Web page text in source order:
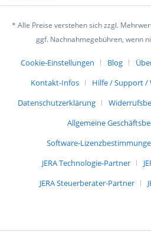
* Alle Preise verstehen sich zzgl.
ggf. Nachnahmegebühren, wenn
Cookie-Einstellungen Blog
Kontakt-Infos
Hilfe / Support /
Datenschutzerklärung
Allgemeine
Software-
JERA Technologie-Partner
JERA Steuerberater-Partner